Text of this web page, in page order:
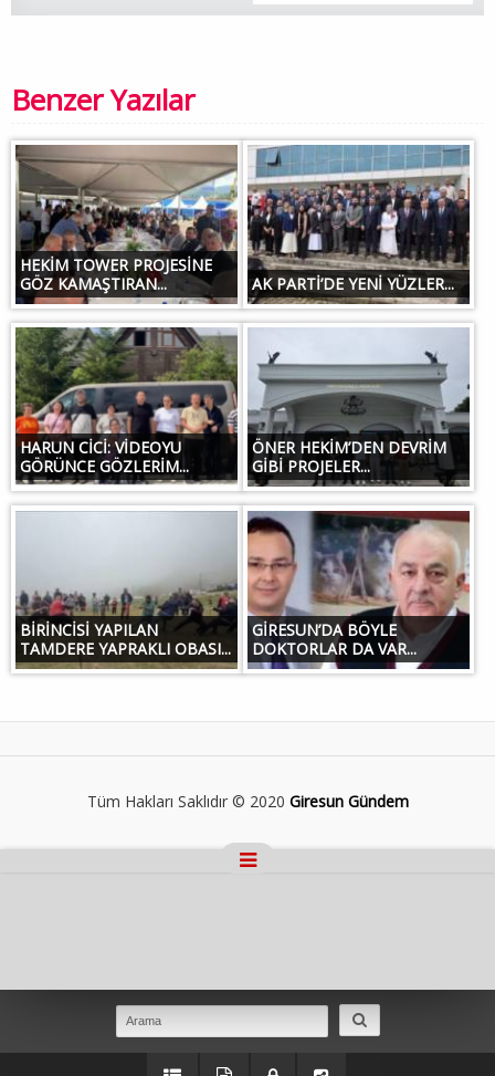
Benzer Yazılar
HEKİM TOWER PROJESİNE
GÖZ KAMAŞTIRAN...
AK PARTİ’DE YENİ YÜZLER...
HARUN CİCİ: VİDEOYU
GÖRÜNCE GÖZLERİM...
ÖNER HEKİM’DEN DEVRİM
GİBİ PROJELER...
BİRİNCİSİ YAPILAN
TAMDERE YAPRAKLI OBASI...
GİRESUN’DA BÖYLE
DOKTORLAR DA VAR...
Tüm Hakları Saklıdır © 2020 Giresun Gündem